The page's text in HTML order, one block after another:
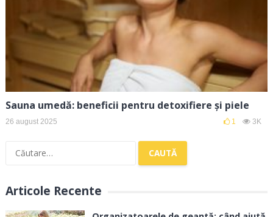
Sauna umedă: beneficii pentru detoxifiere și piele
26 august 2025 1 3K
Caută
Articole Recente